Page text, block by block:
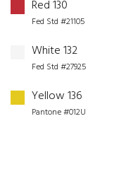
Red 130
Fed Std #21105
White 132
Fed Std #27925
Yellow 136
Pantone #012U